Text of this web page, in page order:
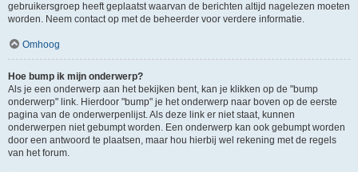
gebruikersgroep heeft geplaatst waarvan de berichten altijd nagelezen moeten
worden. Neem contact op met de beheerder voor verdere informatie.
Omhoog
Hoe bump ik mijn onderwerp?
Als je een onderwerp aan het bekijken bent, kan je klikken op de "bump
onderwerp" link. Hierdoor "bump" je het onderwerp naar boven op de eerste
pagina van de onderwerpenlijst. Als deze link er niet staat, kunnen
onderwerpen niet gebumpt worden. Een onderwerp kan ook gebumpt worden
door een antwoord te plaatsen, maar hou hierbij wel rekening met de regels
van het forum.